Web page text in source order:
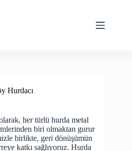
Hurdacı
her türlü hurda metal
biri olmaktan gurur
birlikte, geri dönüşümün
katkı sağlıyoruz. Hurda